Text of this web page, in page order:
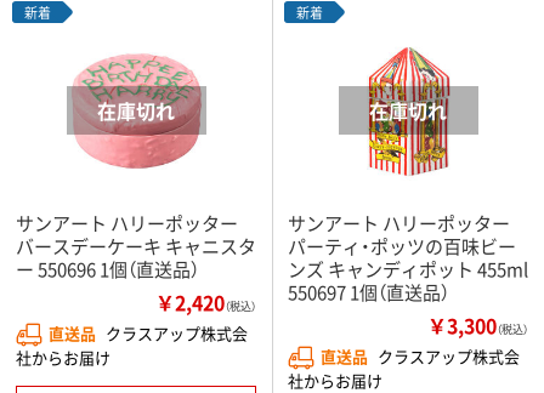
新着
サンアート ハリーポッター
バースデーケーキ キャニスタ
ー 550696 1個（直送品）
￥2,420（税込）
直送品 クラスアップ株式会
社からお届け
新着
サンアート ハリーポッター
パーティ・ポッツの百味ビー
ンズ キャンディポット 455ml
550697 1個（直送品）
￥3,300（税込）
直送品 クラスアップ株式会
社からお届け